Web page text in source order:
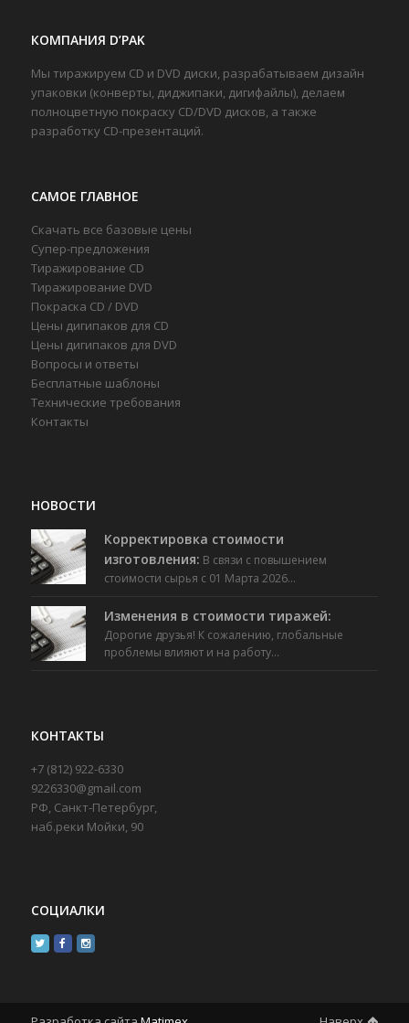
КОМПАНИЯ D’PAK
Мы тиражируем CD и DVD диски, разрабатываем дизайн
упаковки (конверты, диджипаки, дигифайлы), делаем
полноцветную покраску CD/DVD дисков, а также
разработку CD-презентаций.
САМОЕ ГЛАВНОЕ
Скачать все базовые цены
Супер-предложения
Тиражирование CD
Тиражирование DVD
Покраска CD / DVD
Цены дигипаков для CD
Цены дигипаков для DVD
Вопросы и ответы
Бесплатные шаблоны
Технические требования
Контакты
НОВОСТИ
Корректировка стоимости
изготовления: В связи с повышением
стоимости сырья с 01 Марта 2026…
Изменения в стоимости тиражей:
Дорогие друзья! К сожалению, глобальные
проблемы влияют и на работу…
КОНТАКТЫ
+7 (812) 922-6330
9226330@gmail.com
РФ, Санкт-Петербург,
наб.реки Мойки, 90
СОЦИАЛКИ